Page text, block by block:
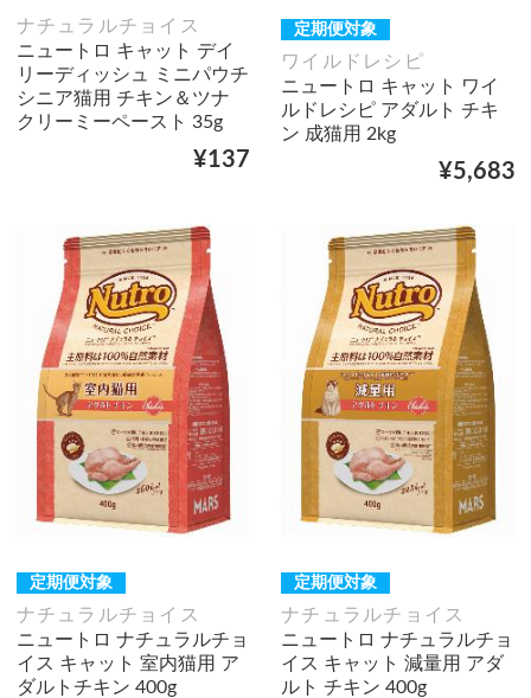
ナチュラルチョイス
ニュートロ キャット デイ
リーディッシュ ミニパウチ
シニア猫用 チキン＆ツナ
クリーミーペースト 35g
¥137
定期便対象
ワイルドレシピ
ニュートロ キャット ワイ
ルドレシピ アダルト チキ
ン 成猫用 2kg
¥5,683
定期便対象
ナチュラルチョイス
ニュートロ ナチュラルチョ
イス キャット 室内猫用 ア
ダルトチキン 400g
定期便対象
ナチュラルチョイス
ニュートロ ナチュラルチョ
イス キャット 減量用 アダ
ルト チキン 400g